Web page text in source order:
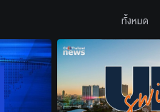
ทั้งหมด